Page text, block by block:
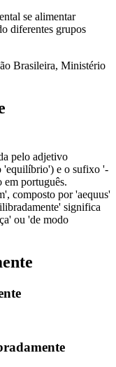
se alimentar
diferentes grupos
Brasileira, Ministério
pelo adjetivo
'equilíbrio') e o sufixo '-
em português.
composto por 'aequus'
significa
ou 'de modo